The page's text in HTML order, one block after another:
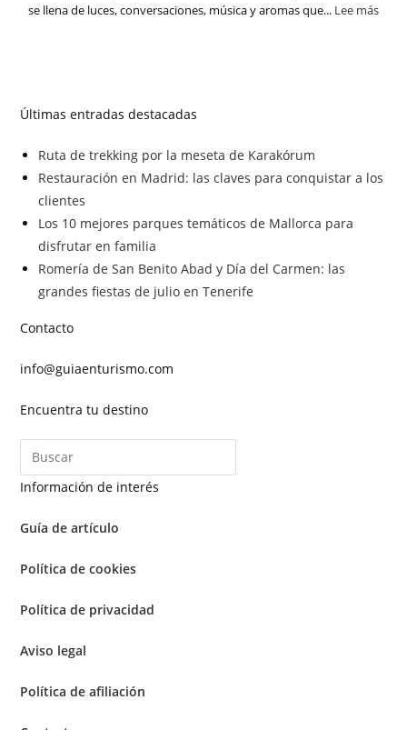
se llena de luces, conversaciones, música y aromas que... Lee más
Últimas entradas destacadas
Ruta de trekking por la meseta de Karakórum
Restauración en Madrid: las claves para conquistar a los
clientes
Los 10 mejores parques temáticos de Mallorca para
disfrutar en familia
Romería de San Benito Abad y Día del Carmen: las
grandes fiestas de julio en Tenerife
Contacto
info@guiaenturismo.com
Encuentra tu destino
Información de interés
Guía de artículo
Política de cookies
Política de privacidad
Aviso legal
Política de afiliación